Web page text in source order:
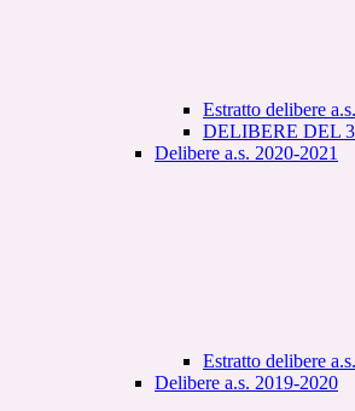
Estratto delibere
DELIBERE DEL
Delibere a.s. 2020-2021
Estratto delibere
Delibere a.s. 2019-2020